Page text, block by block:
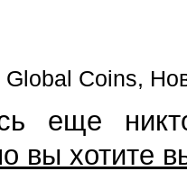
Global Coins,
еще
вы хотите